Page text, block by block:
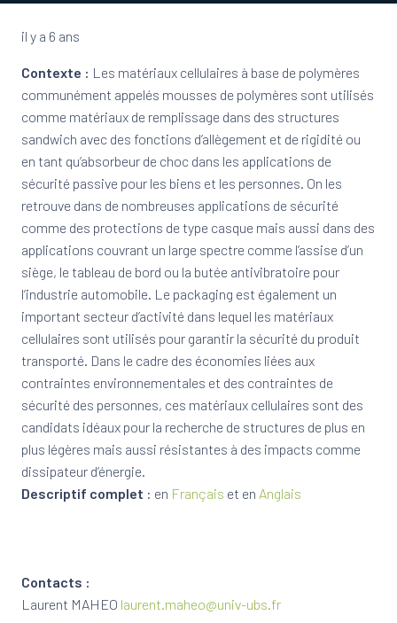
il y a 6 ans
Contexte : Les matériaux cellulaires à base de polymères
communément appelés mousses de polymères sont utilisés
comme matériaux de remplissage dans des structures
sandwich avec des fonctions d’allègement et de rigidité ou
en tant qu’absorbeur de choc dans les applications de
sécurité passive pour les biens et les personnes. On les
retrouve dans de nombreuses applications de sécurité
comme des protections de type casque mais aussi dans des
applications couvrant un large spectre comme l’assise d’un
siège, le tableau de bord ou la butée antivibratoire pour
l’industrie automobile. Le packaging est également un
important secteur d’activité dans lequel les matériaux
cellulaires sont utilisés pour garantir la sécurité du produit
transporté. Dans le cadre des économies liées aux
contraintes environnementales et des contraintes de
sécurité des personnes, ces matériaux cellulaires sont des
candidats idéaux pour la recherche de structures de plus en
plus légères mais aussi résistantes à des impacts comme
dissipateur d’énergie.
Descriptif complet : en Français et en Anglais
Contacts :
Laurent MAHEO laurent.maheo@univ-ubs.fr